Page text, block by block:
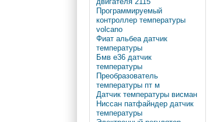
Программируемый
контроллер температуры
volcano
Фиат альбеа датчик
температуры
Бмв е36 датчик
температуры
Преобразователь
температуры пт м
Датчик температуры висман
Ниссан патфайндер датчик
температуры